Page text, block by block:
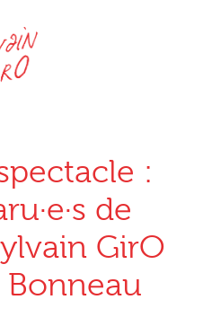
:
de
GirO
Bonneau